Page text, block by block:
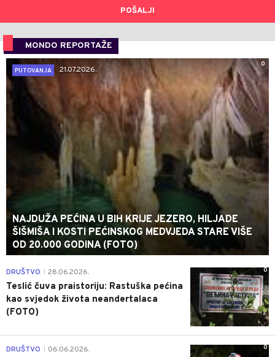
POŠALJI
MONDO REPORTAŽE
0
PUTOVANJA
21.07.2026.
NAJDUŽA PEĆINA U BIH KRIJE JEZERO, HILJADE
ŠIŠMIŠA I KOSTI PEĆINSKOG MEDVJEDA STARE VIŠE
OD 20.000 GODINA (FOTO)
0
DRUŠTVO 28.06.2026.
Teslić čuva praistoriju: Rastuška pećina
kao svjedok života neandertalaca
(FOTO)
0
DRUŠTVO 06.06.2026.